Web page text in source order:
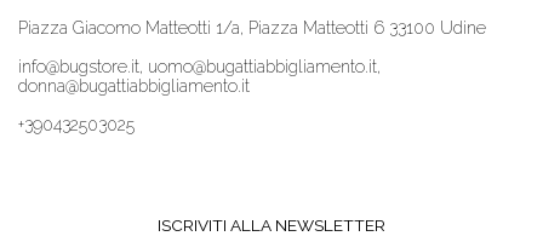
Piazza Giacomo Matteotti 1/a, Piazza Matteotti 6 33100 Udine
info@bugstore.it, uomo@bugattiabbigliamento.it,
donna@bugattiabbigliamento.it
+390432503025
ISCRIVITI ALLA NEWSLETTER